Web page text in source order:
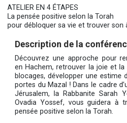
ATELIER EN 4 ÉTAPES
La pensée positive selon la Torah
pour débloquer sa vie et trouver son
Description de la
Découvrez une approche pour
en Hachem, retrouver la joie et
blocages, développer une estime
portes du Mazal ! Dans le cadre
Jérusalem, la Rabbanite Sarah
Ovadia Yossef, vous guidera à
pensée positive selon la Torah.